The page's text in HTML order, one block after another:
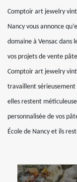
Comptoir art jewelry
Nancy vous annonce
domaine à Vensac dans
vos projets de vente
Comptoir art jewelry
travaillent sérieusement
elles restent
personnalisée de vos
École de Nancy et ils